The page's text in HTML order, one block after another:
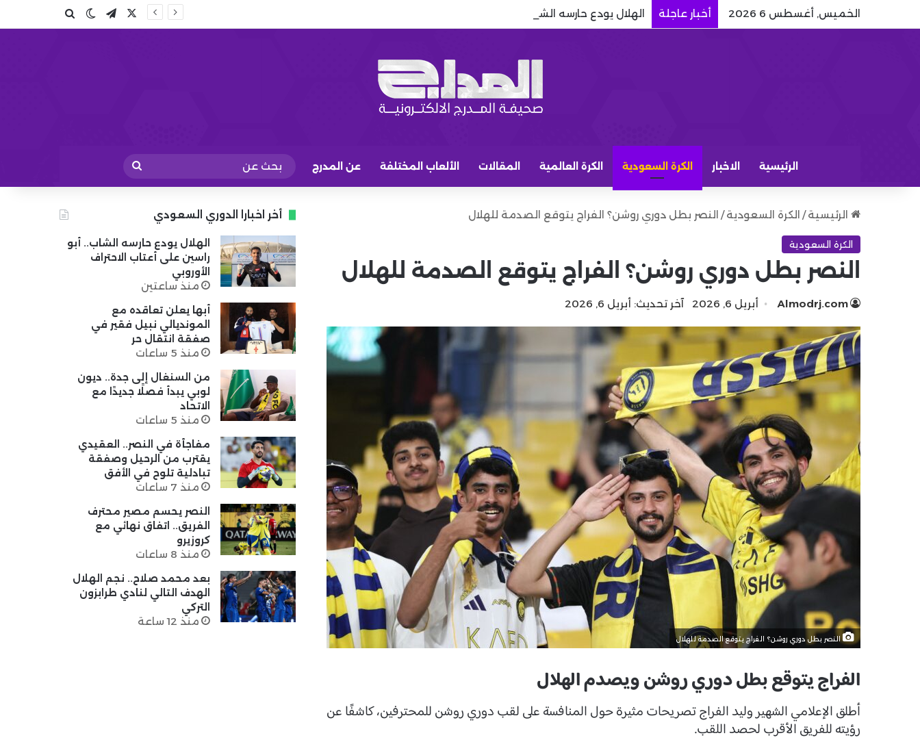
الخميس, أغسطس 6 2026 أخبار عاجلة الهلال يودع حارسه الشاب.. أبو راسين على أعتاب الاحتراف الأوروبي تيلقرامالوضع المظلم
بحث عن
الرئيسية الاخبار الكرة السعودية الكرة العالمية المقالات الألعاب المختلفة عن المدرج
بحث
عن
الرئيسية / الكرة السعودية / النصر بطل دوري روشن؟ الفراج يتوقع الصدمة للهلال
الكرة السعودية
النصر بطل دوري روشن؟ الفراج يتوقع الصدمة للهلال
Almodrj.com أبريل 6, 2026 آخر تحديث: أبريل 6, 2026
النصر بطل دوري روشن؟ الفراج يتوقع الصدمة للهلال
الفراج يتوقع بطل دوري روشن ويصدم الهلال
أطلق الإعلامي الشهير وليد الفراج تصريحات مثيرة حول المنافسة على لقب دوري روشن للمحترفين، كاشفًا عن
رؤيته للفريق الأقرب لحصد اللقب.
أخر اخبارا الدوري السعودي
الهلال يودع حارسه الشاب.. أبو
راسين على أعتاب الاحتراف
الأوروبي
منذ ساعتين
أبها يعلن تعاقده مع
المونديالي نبيل فقير في
صفقة انتقال حر
منذ 5 ساعات
من السنغال إلى جدة.. ديون
لوبي يبدأ فصلًا جديدًا مع
الاتحاد
منذ 5 ساعات
مفاجأة في النصر.. العقيدي
يقترب من الرحيل وصفقة
تبادلية تلوح في الأفق
منذ 7 ساعات
النصر يحسم مصير محترف
الفريق.. اتفاق نهائي مع
كروزيرو
منذ 8 ساعات
بعد محمد صلاح.. نجم الهلال
الهدف التالي لنادي طرابزون
التركي
منذ 12 ساعة